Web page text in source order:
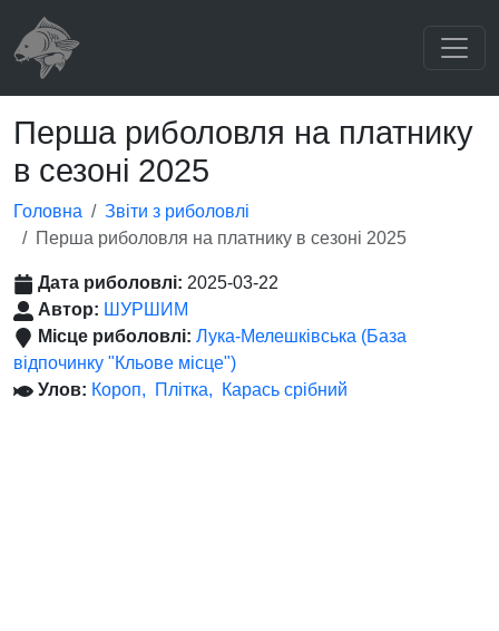
Перша риболовля на платнику
в сезоні 2025
Головна
Звіти з риболовлі
Перша риболовля на платнику в сезоні 2025
Дата риболовлі: 2025-03-22
Автор: ШУРШИМ
Місце риболовлі: Лука-Мелешківська (База
відпочинку "Кльове місце")
Улов: Короп Плітка Карась срібний